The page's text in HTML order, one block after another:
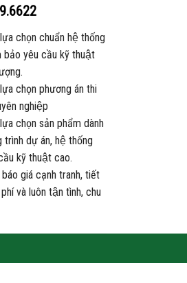
chọn chuẩn hệ thống
bảo yêu cầu kỹ thuật
chọn phương án thi
nghiệp
chọn sản phẩm dành
trình dự án, hệ thống
kỹ thuật cao.
giá cạnh tranh, tiết
và luôn tận tình, chu